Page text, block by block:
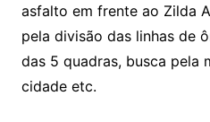
asfalto em frente ao Zilda
pela divisão das linhas de
das 5 quadras, busca pela
cidade etc.